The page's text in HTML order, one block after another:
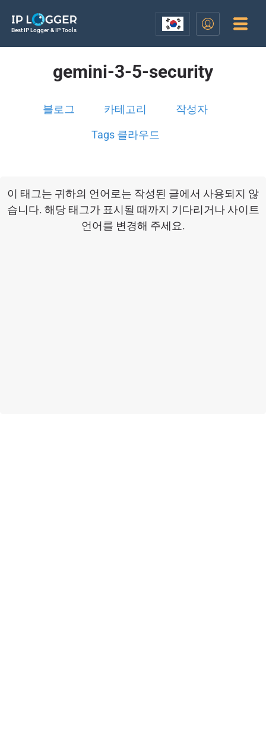
Best IP Logger & IP Tools
gemini-3-5-security
블로그 카테고리 작성자
Tags 클라우드